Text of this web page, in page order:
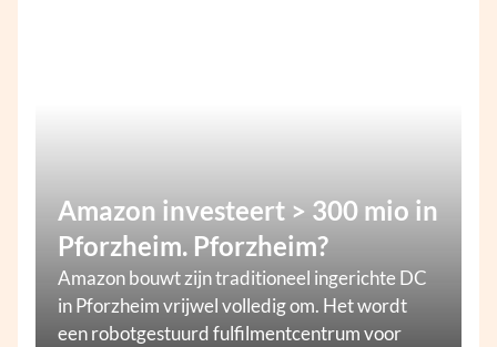
Amazon investeert > 300 mio in
Pforzheim. Pforzheim?
Amazon bouwt zijn traditioneel ingerichte DC
in Pforzheim vrijwel volledig om. Het wordt
een robotgestuurd fulfilmentcentrum voor